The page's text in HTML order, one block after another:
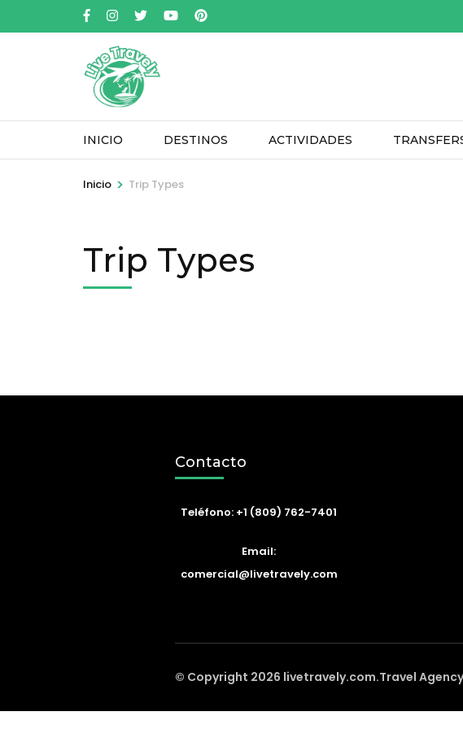
al
INICIO DESTINOS ACTIVIDADES
Inicio > Trip Types
Trip Types
Contacto
Teléfono: +1 (809) 762-7401
Email:
comercial@livetravely.com
© Copyright 2026 livetravely.com.Travel